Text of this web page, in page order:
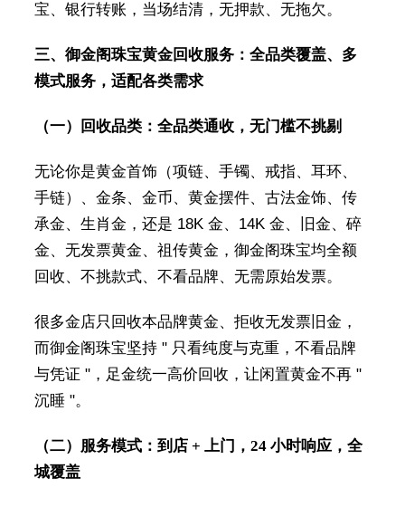
宝、银行转账，当场结清，无押款、无拖欠。
三、御金阁珠宝黄金回收服务：全品类覆盖、多
模式服务，适配各类需求
（一）回收品类：全品类通收，无门槛不挑剔
无论你是黄金首饰（项链、手镯、戒指、耳环、
手链）、金条、金币、黄金摆件、古法金饰、传
承金、生肖金，还是 18K 金、14K 金、旧金、碎
金、无发票黄金、祖传黄金，御金阁珠宝均全额
回收、不挑款式、不看品牌、无需原始发票。
很多金店只回收本品牌黄金、拒收无发票旧金，
而御金阁珠宝坚持 " 只看纯度与克重，不看品牌
与凭证 "，足金统一高价回收，让闲置黄金不再 "
沉睡 "。
（二）服务模式：到店 + 上门，24 小时响应，全
城覆盖